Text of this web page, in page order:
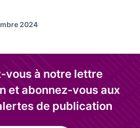
2024
vous à notre lettre
et abonnez-vous aux
de publication